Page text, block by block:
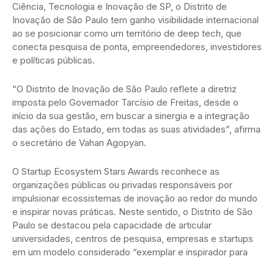
Ciência, Tecnologia e Inovação de SP, o Distrito de
Inovação de São Paulo tem ganho visibilidade internacional
ao se posicionar como um território de deep tech, que
conecta pesquisa de ponta, empreendedores, investidores
e políticas públicas.
“O Distrito de Inovação de São Paulo reflete a diretriz
imposta pelo Governador Tarcísio de Freitas, desde o
início da sua gestão, em buscar a sinergia e a integração
das ações do Estado, em todas as suas atividades”, afirma
o secretário de Vahan Agopyan.
O Startup Ecosystem Stars Awards reconhece as
organizações públicas ou privadas responsáveis por
impulsionar ecossistemas de inovação ao redor do mundo
e inspirar novas práticas. Neste sentido, o Distrito de São
Paulo se destacou pela capacidade de articular
universidades, centros de pesquisa, empresas e startups
em um modelo considerado “exemplar e inspirador para